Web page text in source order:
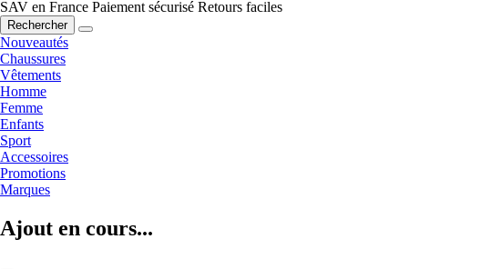
SAV en France Paiement sécurisé Retours faciles
Rechercher
Nouveautés
Chaussures
Vêtements
Homme
Femme
Enfants
Sport
Accessoires
Promotions
Marques
Ajout en cours...